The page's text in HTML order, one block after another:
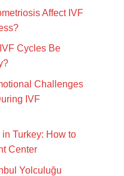
Affect IVF
Cycles Be
Challenges
IVF
Turkey: How to
Center
Yolculuğu